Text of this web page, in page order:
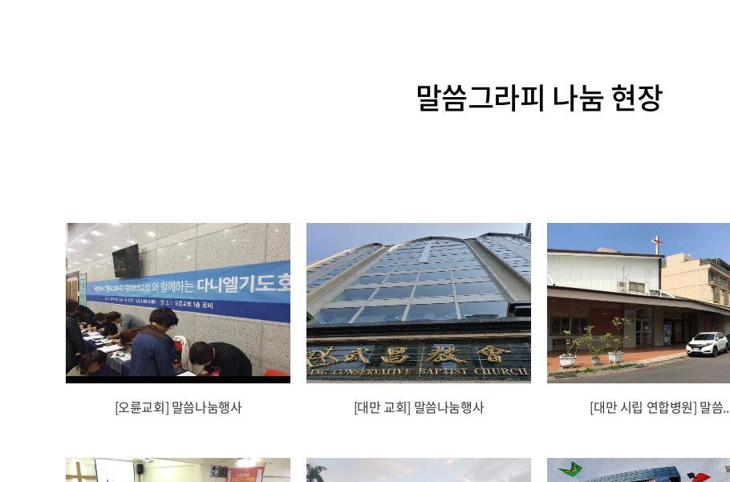
말씀그라피 나눔 현장
[오륜교회] 말씀나눔행사 [대만 교회] 말씀나눔행사 [대만 시립 연합병원] 말씀..